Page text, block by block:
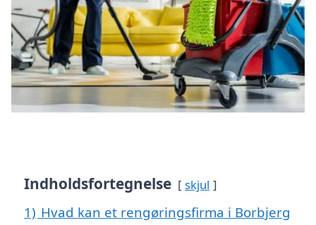
Indholdsfortegnelse skjul
1) Hvad kan et rengøringsfirma i Borbjerg